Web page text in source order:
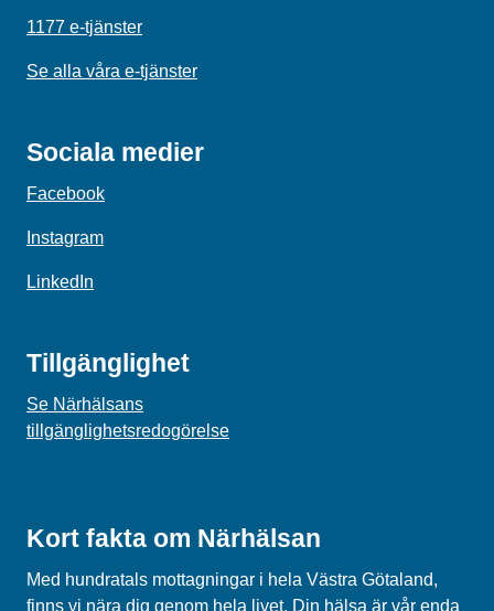
1177 e-tjänster
Se alla våra e-tjänster
Sociala medier
Facebook
Instagram
LinkedIn
Tillgänglighet
Se Närhälsans
tillgänglighetsredogörelse
Kort fakta om Närhälsan
Med hundratals mottagningar i hela Västra Götaland,
finns vi nära dig genom hela livet. Din hälsa är vår enda